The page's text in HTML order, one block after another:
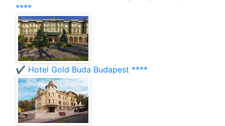
****
✔️ Hotel Gold Buda Budapest ****